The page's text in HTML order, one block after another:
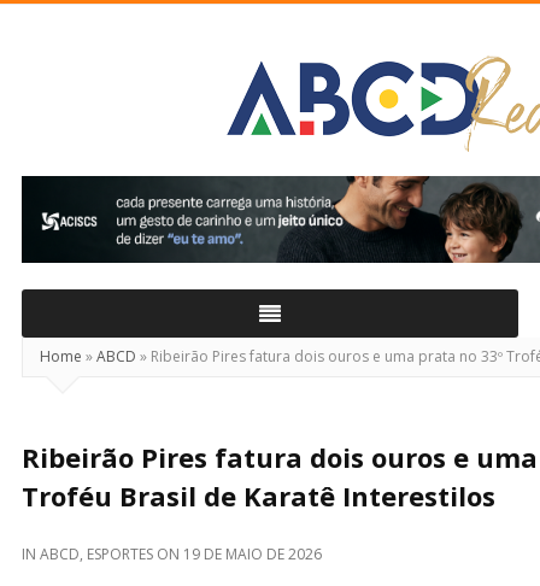
Home »ABCD » Ribeirão Pires fatura dois ouros e uma prata no 33º
Ribeirão Pires fatura dois ouros e
Troféu Brasil de Karatê Interestilos
IN ABCD, ESPORTES ON 19 DE MAIO DE 2026